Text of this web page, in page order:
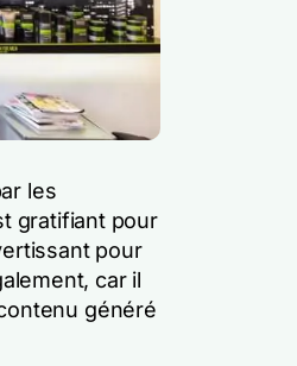
les
gratifiant pour
pour
car il
généré